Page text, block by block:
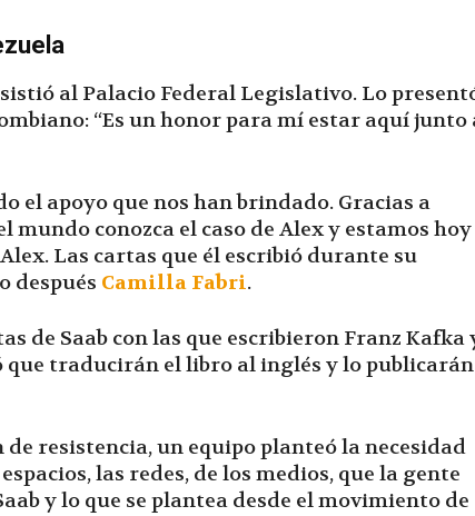
al Palacio Federal Legislativo. Lo
“Es un honor para mí estar aquí junto
el apoyo que nos han brindado. Gracias a
mundo conozca el caso de Alex y estamos hoy
Las cartas que él escribió durante su
después Camilla Fabri.
de Saab con las que escribieron Franz Kafka
que traducirán el libro al inglés y lo publicarán
de resistencia, un equipo planteó la necesidad
las redes, de los medios, que la gente
y lo que se plantea desde el movimiento de